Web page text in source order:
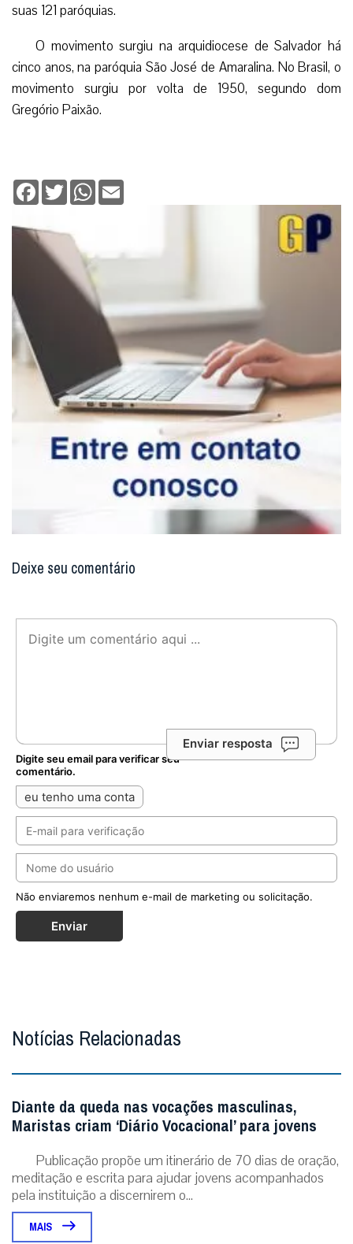
suas 121 paróquias.
O movimento surgiu na arquidiocese de Salvador há
cinco anos, na paróquia São José de Amaralina. No Brasil, o
movimento surgiu por volta de 1950, segundo dom
Gregório Paixão.
Facebook
TwitterWhatsApp
Deixe seu comentário
Enviar resposta
Digite seu email para verificar seu
comentário.
eu tenho uma conta
Não enviaremos nenhum e-mail de marketing ou solicitação.
Enviar
Notícias Relacionadas
Diante da queda nas vocações masculinas,
Maristas criam ‘Diário Vocacional’ para jovens
Publicação propõe um itinerário de 70 dias de oração,
meditação e escrita para ajudar jovens acompanhados
pela instituição a discernirem o...
MAIS